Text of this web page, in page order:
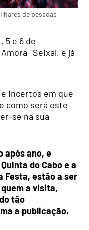
de pessoas
5 e 6 de
Seixal, e já
incertos em que
como será este
se na sua
após ano, e
do Cabo e a
Festa, estão a ser
a visita,
tão
a publicação.